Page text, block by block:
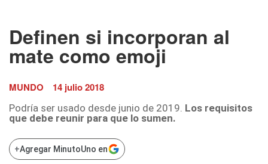
Definen si incorporan al
mate como emoji
MUNDO 14 julio 2018
Podría ser usado desde junio de 2019. Los requisitos
que debe reunir para que lo sumen.
+Agregar MinutoUno en